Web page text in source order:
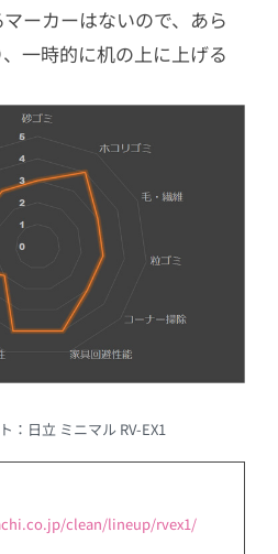
ーカーはないので、あら
一時的に机の上に上げる
：日立 ミニマル RV-EX1
clean/lineup/rvex1/